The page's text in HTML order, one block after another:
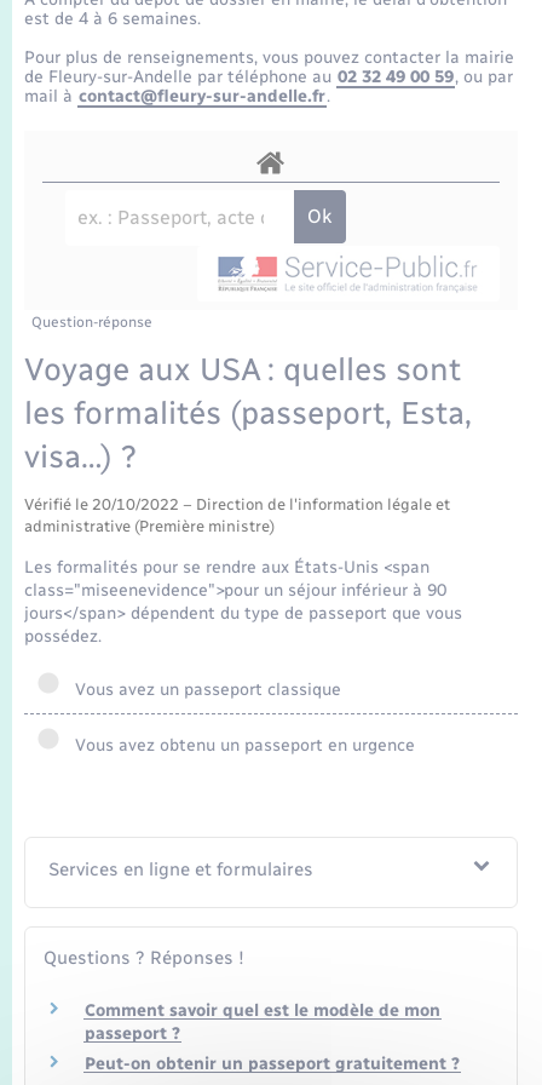
Etat-civil - Papiers - Citoyenneté
Mariage – PACS
Recensement
Loisirs
Organisation d’événement
Sécurité - Prévention
Transports
Transports scolaires
Voirie et espace public
Travaux - Autorisation d’occupation de l’espace
public
Compétences
Présentation de la commune
La Communauté de communes
est de 4 à 6 semaines.
Pour plus de renseignements, vous pouvez contacter la mairie
de Fleury-sur-Andelle par téléphone au 02 32 49 00 59, ou par
mail à contact@fleury-sur-andelle.fr.
Question-réponse
Voyage aux USA : quelles sont
les formalités (passeport, Esta,
visa…) ?
Vérifié le 20/10/2022 – Direction de l'information légale et
administrative (Première ministre)
Les formalités pour se rendre aux États-Unis <span
class="miseenevidence">pour un séjour inférieur à 90
jours</span> dépendent du type de passeport que vous
possédez.
Vous avez un passeport classique
Vous avez obtenu un passeport en urgence
Services en ligne et formulaires
Questions ? Réponses !
Comment savoir quel est le modèle de mon
passeport ?
Peut-on obtenir un passeport gratuitement ?